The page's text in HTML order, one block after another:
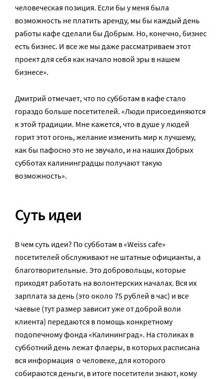
человеческая позиция. Если бы у меня была
возможность не платить аренду, мы бы каждый день
работы кафе сделали бы Добрым. Но, конечно, бизнес
есть бизнес. И все же мы даже рассматриваем этот
проект для себя как начало новой эры в нашем
бизнесе».
Дмитрий отмечает, что по субботам в кафе стало
гораздо больше посетителей. «Люди присоединяются
к этой традиции. Мне кажется, что в душе у людей
горит этот огонь, желание изменить мир к лучшему,
как бы пафосно это не звучало, и на наших Добрых
субботах калининградцы получают такую
возможность».
Суть идеи
В чем суть идеи? По субботам в «Weiss cafe»
посетителей обслуживают не штатные официанты, а
благотворительные. Это добровольцы, которые
приходят работать на волонтерских началах. Вся их
зарплата за день (это около 75 рублей в час) и все
чаевые (тут размер зависит уже от доброй воли
клиента) передаются в помощь конкретному
подопечному фонда «Калининград». На столиках в
субботний день лежат флаеры, в которых расписана
вся информация о человеке, для которого
собираются деньги, в итоге посетители знают, кому